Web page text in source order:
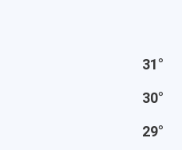
31°
30°
29°